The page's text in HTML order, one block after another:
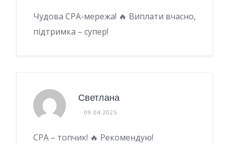
Чудова CPA-мережа! 🔥 Виплати вчасно,
підтримка – супер!
Светлана
09.04.2025
CPA – топчик! 🔥 Рекомендую!